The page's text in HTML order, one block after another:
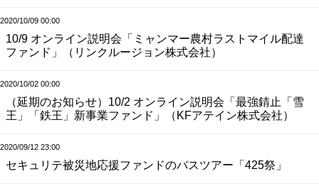
2020/10/09 00:00
10/9 オンライン説明会「ミャンマー農村ラストマイル配達
ファンド」（リンクルージョン株式会社）
2020/10/02 00:00
（延期のお知らせ）10/2 オンライン説明会「最強錆止「雪
王」「鉄王」新事業ファンド」（KFアテイン株式会社）
2020/09/12 23:00
セキュリテ被災地応援ファンドのバスツアー「425祭」